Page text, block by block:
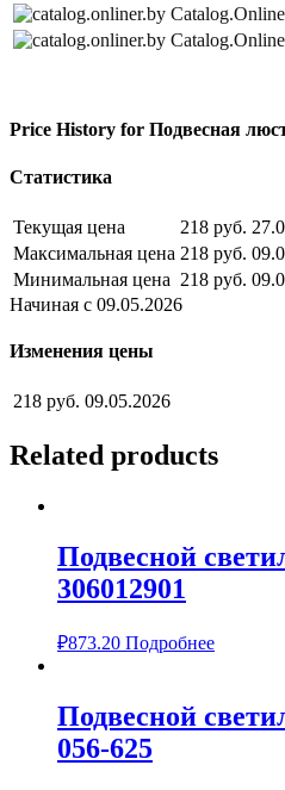
Price History for Подвесная
Статистика
Текущая цена 218 руб.
Максимальная цена 218 руб.
Минимальная цена 218 руб.
Начиная с 09.05.2026
Изменения цены
218 руб. 09.05.2026
Related products
Подвесной
306012901
₽873.20 Подробнее
Подвесной
056-625